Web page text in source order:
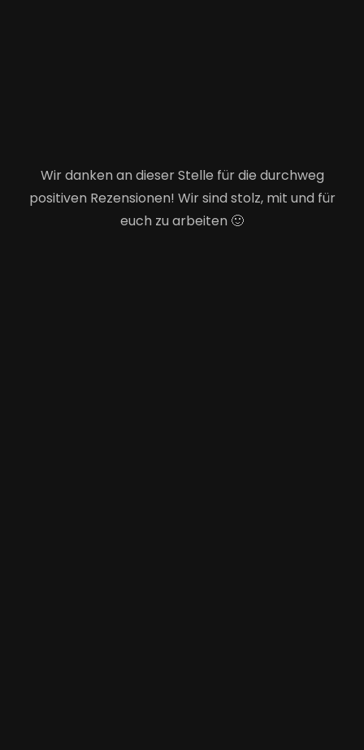
Wir danken an dieser Stelle für die durchweg
positiven Rezensionen! Wir sind stolz, mit und für
euch zu arbeiten 🙂